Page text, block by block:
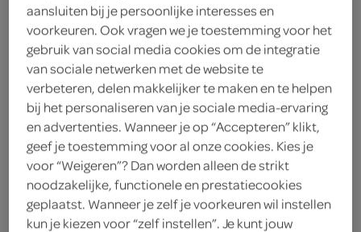
75 gram gorgonzola
125 gram rucola
1 eetlepel honing
3 eetlepels appelazijn
teentje knoflook
75 gram walnoten
aansluiten bij je persoonlijke interesses en
voorkeuren. Ook vragen we je toestemming voor het
gebruik van social media cookies om de integratie
van sociale netwerken met de website te
verbeteren, delen makkelijker te maken en te helpen
bij het personaliseren van je sociale media-ervaring
en advertenties. Wanneer je op “Accepteren” klikt,
geef je toestemming voor al onze cookies. Kies je
voor “Weigeren”? Dan worden alleen de strikt
noodzakelijke, functionele en prestatiecookies
geplaatst. Wanneer je zelf je voorkeuren wil instellen
kun je kiezen voor “zelf instellen”. Je kunt jouw